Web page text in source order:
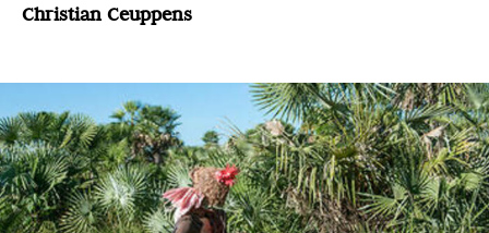
Christian Ceuppens